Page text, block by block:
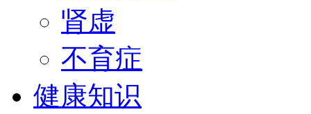
肾虚
不育症
健康知识